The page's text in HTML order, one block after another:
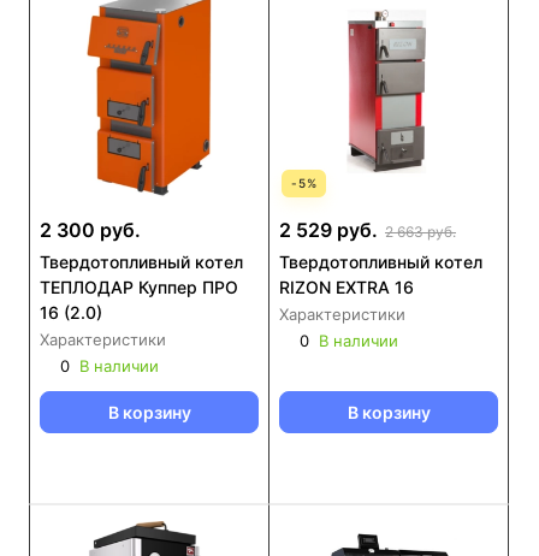
2 300 руб.
Твердотопливный котел
ТЕПЛОДАР Куппер ПРО
16 (2.0)
Характеристики
0 В наличии
В корзину
-5%
2 529 руб. 2 663 руб.
Твердотопливный котел
RIZON EXTRA 16
Характеристики
0 В наличии
В корзину